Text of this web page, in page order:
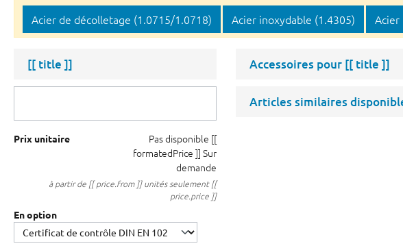
Acier de décolletage (1.0715/1.0718) Acier inoxydable (1.4305) Acier
[[ title ]]
Prix unitaire Pas disponible [[
formatedPrice ]] Sur
demande
à partir de [[ price.from ]] unités seulement [[
price.price ]]
En option
Accessoires pour [[ title ]]
Articles similaires